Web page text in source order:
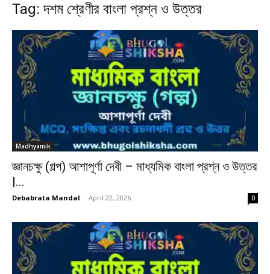
Tag: দশম শ্রেণীর বাংলা প্রশ্ন ও উত্তর
Madhyamik
জ্ঞানচক্ষু (গল্প) আশাপূর্ণা দেবী – মাধ্যমিক বাংলা প্রশ্ন ও উত্তর
|...
Debabrata Mandal - April 22, 2026 0